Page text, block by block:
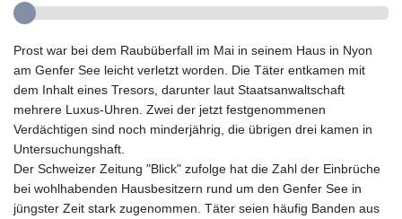
Prost war bei dem Raubüberfall im Mai in seinem Haus in Nyon
am Genfer See leicht verletzt worden. Die Täter entkamen mit
dem Inhalt eines Tresors, darunter laut Staatsanwaltschaft
mehrere Luxus-Uhren. Zwei der jetzt festgenommenen
Verdächtigen sind noch minderjährig, die übrigen drei kamen in
Untersuchungshaft.
Der Schweizer Zeitung "Blick" zufolge hat die Zahl der Einbrüche
bei wohlhabenden Hausbesitzern rund um den Genfer See in
jüngster Zeit stark zugenommen. Täter seien häufig Banden aus